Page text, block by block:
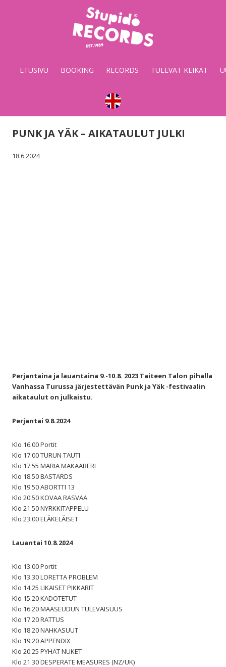
Stupido
Records
&
ETUSIVU BOOKING RECORDS TULEVAT KEIKAT
PUNK JA YÄK – AIKATAULUT JULKI
18.6.2024
Perjantaina ja lauantaina 9.-10.8. 2023 Taiteen Talon pihalla
Vanhassa Turussa järjestettävän Punk ja Yäk -festivaalin
aikataulut on julkaistu.
Perjantai 9.8.2024
Klo 16.00 Portit
Klo 17.00 TURUN TAUTI
Klo 17.55 MARIA MAKAABERI
Klo 18.50 BASTARDS
Klo 19.50 ABORTTI 13
Klo 20.50 KOVAA RASVAA
Klo 21.50 NYRKKITAPPELU
Klo 23.00 ELÄKELÄISET
Lauantai 10.8.2024
Klo 13.00 Portit
Klo 13.30 LORETTA PROBLEM
Klo 14.25 LIKAISET PIKKARIT
Klo 15.20 KADOTETUT
Klo 16.20 MAASEUDUN TULEVAISUUS
Klo 17.20 RATTUS
Klo 18.20 NAHKASUUT
Klo 19.20 APPENDIX
Klo 20.25 PYHÄT NUKET
Klo 21.30 DESPERATE MEASURES (NZ/UK)